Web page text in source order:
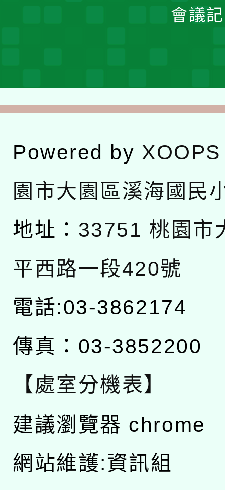
會議
Powered by XOOPS
園市大園區溪海國民
地址： 33751 桃園市
平西路一段420號
電話:03-3862174
傳真：03-3852200
【處室分機表】
建議瀏覽器 chrome
網站維護:資訊組